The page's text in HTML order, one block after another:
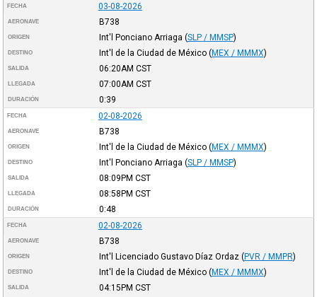
FECHA 03-08-2026
AERONAVE B738
ORIGEN Int'l Ponciano Arriaga (SLP / MMSP)
DESTINO Int'l de la Ciudad de México (MEX / MMMX)
SALIDA 06:20AM CST
LLEGADA 07:00AM CST
DURACIÓN 0:39
FECHA 02-08-2026
AERONAVE B738
ORIGEN Int'l de la Ciudad de México (MEX / MMMX)
DESTINO Int'l Ponciano Arriaga (SLP / MMSP)
SALIDA 08:09PM CST
LLEGADA 08:58PM CST
DURACIÓN 0:48
FECHA 02-08-2026
AERONAVE B738
ORIGEN Int'l Licenciado Gustavo Díaz Ordaz (PVR / MMPR)
DESTINO Int'l de la Ciudad de México (MEX / MMMX)
SALIDA 04:15PM CST